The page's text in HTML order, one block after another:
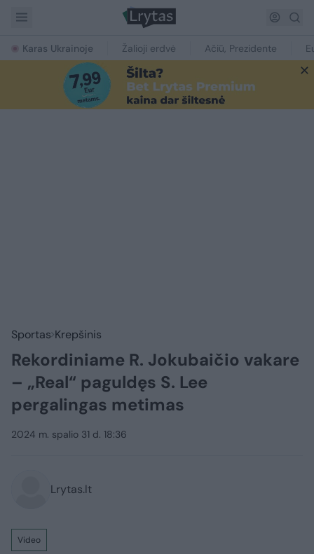
Karas Ukrainoje Žalioji erdvė Ačiū, Prezidente
Sportas Krepšinis
Rekordiniame R. Jokubaičio vakare
– „Real“ paguldęs S. Lee
pergalingas metimas
2024 m. spalio 31 d. 18:36
Lrytas.lt
Video